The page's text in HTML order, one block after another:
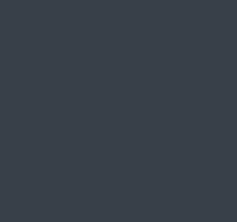
vender todos os dias!